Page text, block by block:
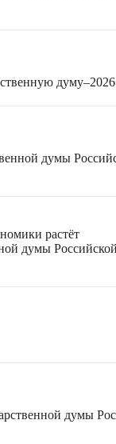
думы
растёт
думы
думы